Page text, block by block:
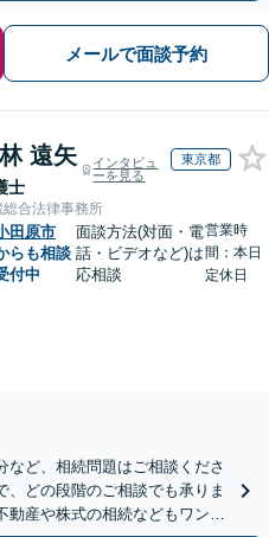
メールで面談予約
遠矢
士
インタビュ
ーを見る
東京都
総合法律事務所
田原市
らも相談
付中
面談方法(対面・電
話・ビデオなど)は
応相談
営業時
間：本日
定休日
など、相続問題はご相談くださ
、どの段階のご相談でも承りま
動産や株式の相続などもワンス